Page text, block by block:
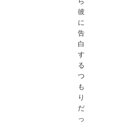
彼
に
告
白
す
る
つ
も
り
だ
っ